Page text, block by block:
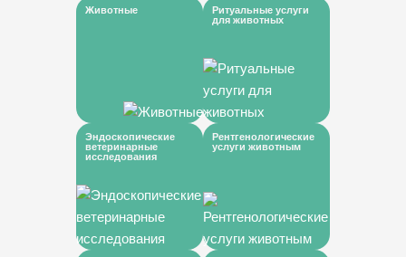
Животные
Ритуальные услуги
для животных
Эндоскопические
ветеринарные
исследования
Рентгенологические
услуги животным